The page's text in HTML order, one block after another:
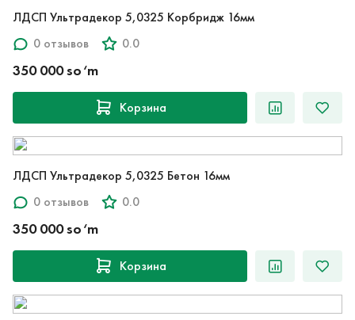
ЛДСП Ультрадекор 5,0325 Корбридж 16мм
0 отзывов
0.0
350 000 so‘m
Корзина
ЛДСП Ультрадекор 5,0325 Бетон 16мм
0 отзывов
0.0
350 000 so‘m
Корзина